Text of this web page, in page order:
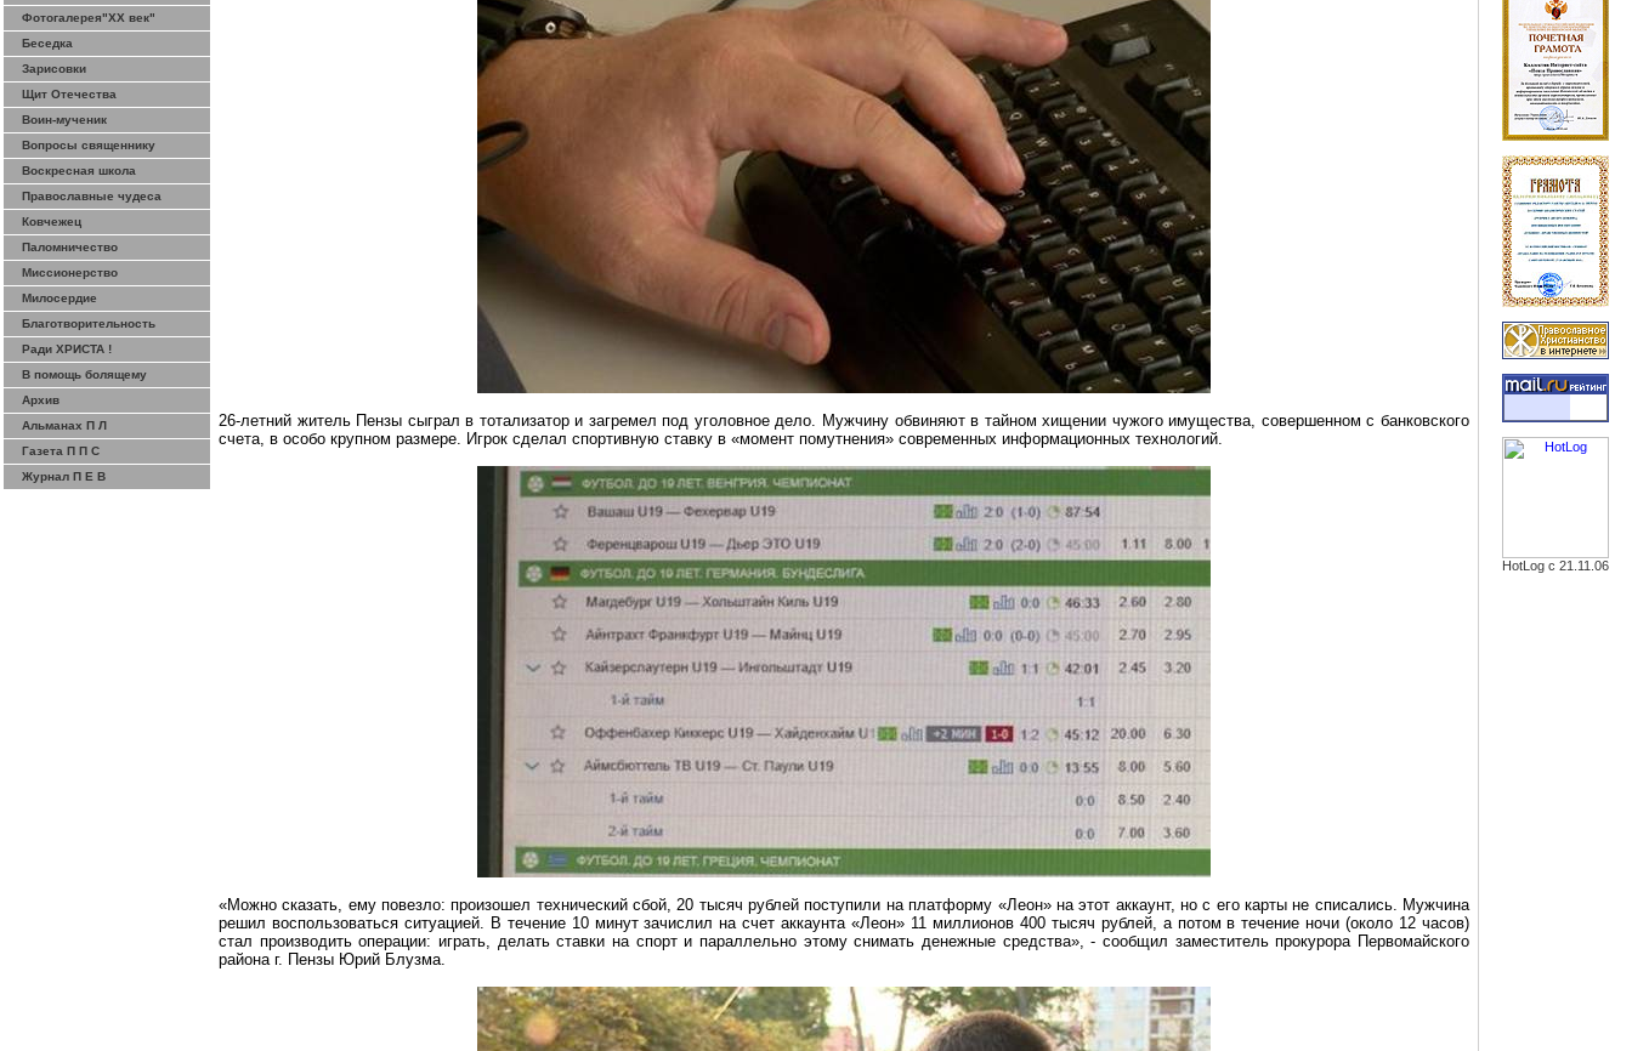
Фотогалерея"ХХ век"
Беседка
Зарисовки
Щит Отечества
Воин-мученик
Вопросы священнику
Воскресная школа
Православные чудеса
Ковчежец
Паломничество
Миссионерство
Милосердие
Благотворительность
Ради ХРИСТА !
В помощь болящему
Архив
Альманах П Л
Газета П П С
Журнал П Е В
26-летний житель Пензы сыграл в тотализатор и загремел под уголовное дело. Мужчину обвиняют в тайном хищении чужого имущества, совершенном с банковского
счета, в особо крупном размере. Игрок сделал спортивную ставку в «момент помутнения» современных информационных технологий.
«Можно сказать, ему повезло: произошел технический сбой, 20 тысяч рублей поступили на платформу «Леон» на этот аккаунт, но с его карты не списались. Мужчина
решил воспользоваться ситуацией. В течение 10 минут зачислил на счетаккаунта«Леон» 11 миллионов 400 тысяч рублей, а потом в течение ночи (около 12 часов)
стал производить операции: играть, делать ставки на спорт и параллельно этому снимать денежные средства», - сообщил заместитель прокурора Первомайского
района г. Пензы Юрий Блузма.
HotLog с 21.11.06